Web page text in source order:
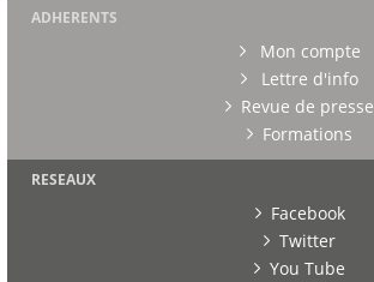
ADHERENTS
Mon compte
Lettre d'info
Revue de presse
Formations
RESEAUX
Facebook
Twitter
You Tube